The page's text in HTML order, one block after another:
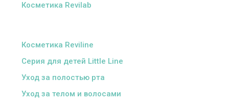
Косметика Revilab
Косметика Reviline
Серия для детей Little Line
Уход за полостью рта
Уход за телом и волосами